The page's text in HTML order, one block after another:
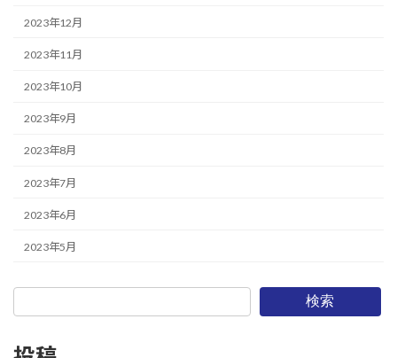
2023年12月
2023年11月
2023年10月
2023年9月
2023年8月
2023年7月
2023年6月
2023年5月
検索